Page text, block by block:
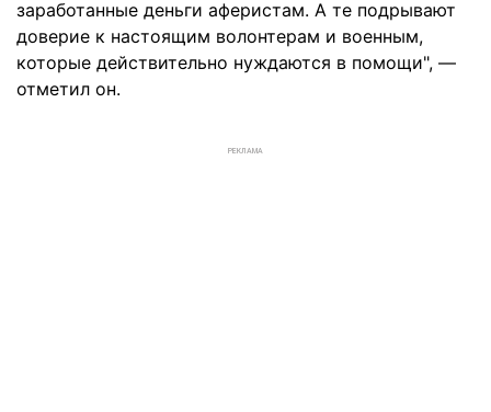
заработанные деньги аферистам. А те подрывают
доверие к настоящим волонтерам и военным,
которые действительно нуждаются в помощи", —
отметил он.
РЕКЛАМА